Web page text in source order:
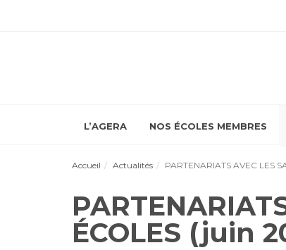
L’AGERA NOS ÉCOLES MEMBRES
Accueil Actualités PARTENARIATS AVEC LES
ÉCOLES (juin